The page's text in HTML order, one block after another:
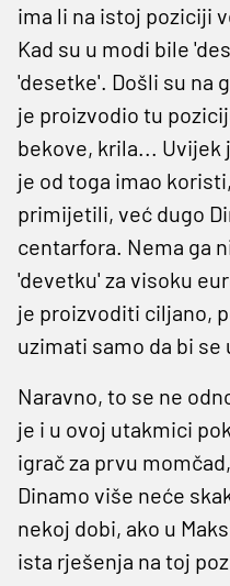
ima li na istoj poziciji
Kad su u modi bile
'desetke'. Došli su na
je proizvodio tu
bekove, krila... Uvijek
je od toga imao
primijetili, već dugo
centarfora. Nema ga
'devetku' za visoku
je proizvoditi ciljano,
uzimati samo da bi se
Naravno, to se ne
je i u ovoj utakmici
igrač za prvu
Dinamo više neće
nekoj dobi, ako u
ista rješenja na toj